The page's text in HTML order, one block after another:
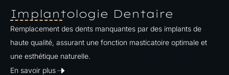
Implantologie Dentaire
Remplacement des dents manquantes par des implants de
haute qualité, assurant une fonction masticatoire optimale et
une esthétique naturelle.​
En savoir plus